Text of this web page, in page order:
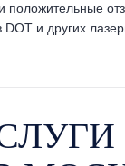
положительные
и других